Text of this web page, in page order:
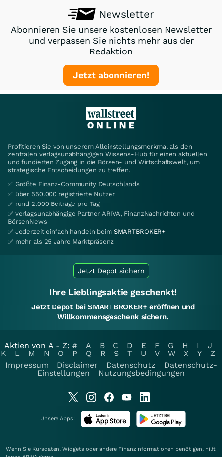
Newsletter
Abonnieren Sie unsere kostenlosen Newsletter
und verpassen Sie nichts mehr aus der
Redaktion
Jetzt abonnieren!
Profitieren Sie von unserem Alleinstellungsmerkmal als den
zentralen verlagsunabhängigen Wissens-Hub für einen aktuellen
und fundierten Zugang in die Börsen- und Wirtschaftswelt, um
strategische Entscheidungen zu treffen.
✅ Größte Finanz-Community Deutschlands
✅ über 550.000 registrierte Nutzer
✅ rund 2.000 Beiträge pro Tag
✅ verlagsunabhängige Partner ARIVA, FinanzNachrichten und
BörsenNews
✅ Jederzeit einfach handeln beim SMARTBROKER+
✅ mehr als 25 Jahre Marktpräsenz
Jetzt Depot sichern
Ihre Lieblingsaktie geschenkt!
Jetzt Depot bei SMARTBROKER+ eröffnen und
Willkommensgeschenk sichern.
Aktien von A - Z: # A B C D E F G H I
J
K
L M N O P Q R S T U V W X Y
Z
Impressum
Disclaimer Datenschutz
Datenschutz-
Einstellungen
Nutzungsbedingungen
Unsere Apps:
Wenn Sie Kursdaten, Widgets oder andere Finanzinformationen benötigen, hilft